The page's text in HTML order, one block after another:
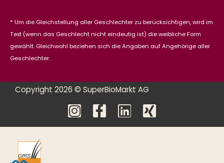
* Um die Gleichstellung aller Geschlechter zu berücksichtigen, wird im
Text (wenn das Geschlecht nicht eindeutig ist) die weibliche Form
gewählt. Gleichwohl beziehen sich die Angaben auf Angehörige aller
Geschlechter.
Copyright 2026 © SuperBioMarkt AG